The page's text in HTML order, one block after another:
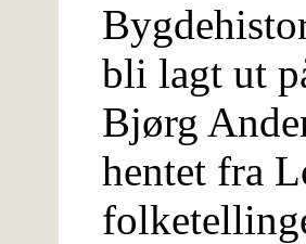
bli lagt ut
Bjørg
hentet fra